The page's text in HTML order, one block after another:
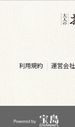
利用規約 運営会社